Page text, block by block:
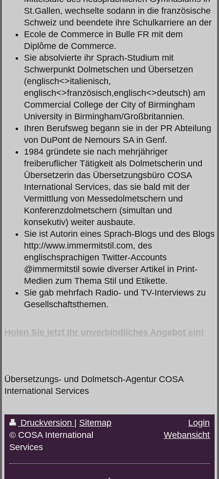
St.Gallen, wechselte sodann in die französische
Schweiz und beendete ihre Schulkarriere an der
Ecole de Commerce in Bulle FR mit dem
Diplôme de Commerce.
Sie absolvierte ihr Sprach-Studium mit
Schwerpunkt Dolmetschen und Übersetzen
(englisch<>italienisch,
englisch<>französisch,englisch<>deutsch) am
Commercial College der City of Birmingham
University in Birmingham/Großbritannien.
Ihren Berufsweg begann sie in der PR Abteilung
von DuPont de Nemours SA in Genf.
1984 gründete sie nach mehrjähriger
freiberuflicher Tätigkeit als Dolmetscherin und
Übersetzerin das Übersetzungsbüro COSA
International Services, das sie bald mit der
Vermittlung von Messedolmetschern und
Konferenzdolmetschern (simultan und
konsekutiv) weiter ausbaute.
Sie ist Autorin eines Sprach-Blogs und des Blogs
http://www.immermitstil.com, des
englischsprachigen Twitter-Accounts
@immermitstil sowie diverser Artikel in Print-
Medien zum Thema Stil und Etikette.
Sie gab mehrfach Radio- und TV-Interviews zu
Gesellschaftsthemen.
Holen Sie jetzt Ihr unverbindliches Angebot ein!
Übersetzungs- und Dolmetsch-Agentur COSA
International Services
Druckversion
Sitemap
© COSA International
Services
Login
Webansicht